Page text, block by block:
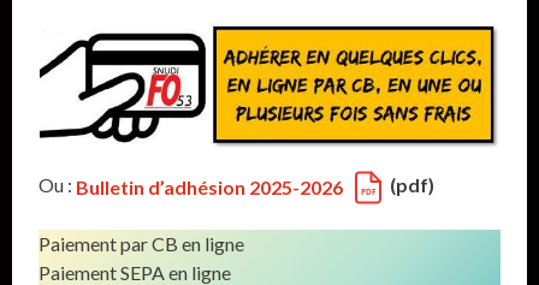
Ou : Bulletin d’adhésion 2025-2026 (pdf)
Paiement par CB en ligne
Paiement SEPA en ligne